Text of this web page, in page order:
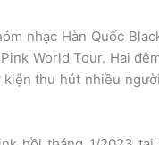
nhạc Hàn Quốc
World Tour. Hai
thu hút nhiều